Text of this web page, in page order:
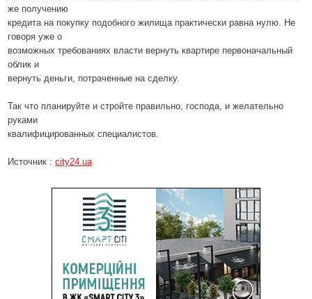
же получению
кредита на покупку подобного жилища практически равна нулю. Не
говоря уже о
возможных требованиях власти вернуть квартире первоначальный
облик и
вернуть деньги, потраченные на сделку.
Так что планируйте и стройте правильно, господа, и желательно
руками
квалифицированных специалистов.
Источник :city24.ua